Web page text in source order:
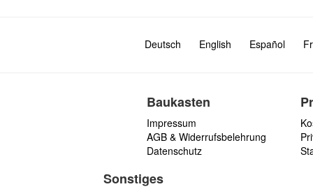
Deutsch English Español
Baukasten
Impressum
AGB & Widerrufsbelehrung
Datenschutz
Sonstiges